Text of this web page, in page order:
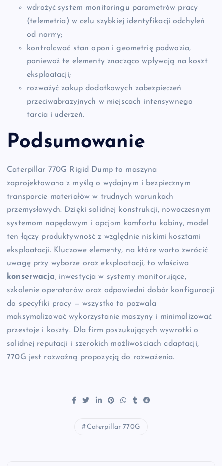
wdrożyć system monitoringu parametrów pracy
(telemetria) w celu szybkiej identyfikacji odchyleń
od normy;
kontrolować stan opon i geometrię podwozia,
ponieważ te elementy znacząco wpływają na koszt
eksploatacji;
rozważyć zakup dodatkowych zabezpieczeń
przeciwabrazyjnych w miejscach intensywnego
tarcia i uderzeń.
Podsumowanie
Caterpillar 770G Rigid Dump to maszyna
zaprojektowana z myślą o wydajnym i bezpiecznym
transporcie materiałów w trudnych warunkach
przemysłowych. Dzięki solidnej konstrukcji, nowoczesnym
systemom napędowym i opcjom komfortu kabiny, model
ten łączy produktywność z względnie niskimi kosztami
eksploatacji. Kluczowe elementy, na które warto zwrócić
uwagę przy wyborze oraz eksploatacji, to właściwa
konserwacja, inwestycja w systemy monitorujące,
szkolenie operatorów oraz odpowiedni dobór konfiguracji
do specyfiki pracy — wszystko to pozwala
maksymalizować wykorzystanie maszyny i minimalizować
przestoje i koszty. Dla firm poszukujących wywrotki o
solidnej reputacji i szerokich możliwościach adaptacji,
770G jest rozważną propozycją do rozważenia.
Caterpillar 770G